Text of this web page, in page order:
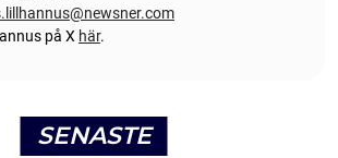
på X här.
SENASTE